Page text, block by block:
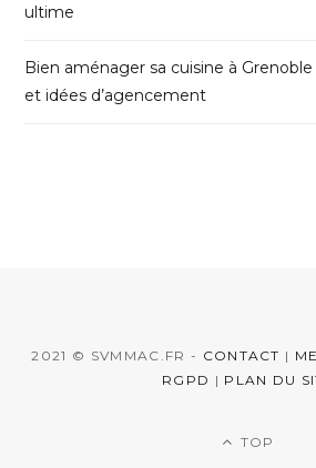
ultime
Bien aménager sa cuisine à
et idées d’agencement
2021 © SVMMAC.FR - CONTACT |
RGPD | PLAN DU
TOP